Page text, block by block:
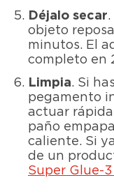
Déjalo secar
objeto
minutos. El
completo en
Limpia. Si
pegamento
actuar
paño
caliente. Si
de un
Super Glue-